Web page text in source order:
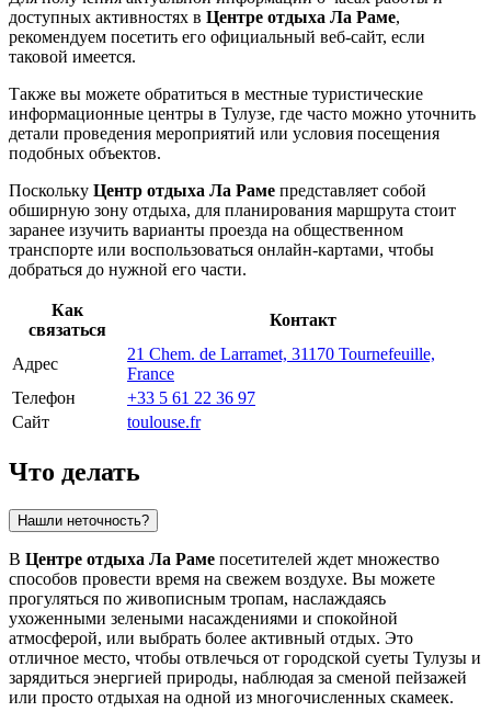
доступных активностях в Центре отдыха Ла Раме,
рекомендуем посетить его официальный веб-сайт, если
таковой имеется.
Также вы можете обратиться в местные туристические
информационные центры в Тулузе, где часто можно уточнить
детали проведения мероприятий или условия посещения
подобных объектов.
Поскольку Центр отдыха Ла Раме представляет собой
обширную зону отдыха, для планирования маршрута стоит
заранее изучить варианты проезда на общественном
транспорте или воспользоваться онлайн-картами, чтобы
добраться до нужной его части.
Как
связаться
Контакт
Адрес
21 Chem. de Larramet, 31170 Tournefeuille,
France
Телефон
+33 5 61 22 36 97
Сайт
toulouse.fr
Что делать
Нашли неточность?
В Центре отдыха Ла Раме посетителей ждет множество
способов провести время на свежем воздухе. Вы можете
прогуляться по живописным тропам, наслаждаясь
ухоженными зелеными насаждениями и спокойной
атмосферой, или выбрать более активный отдых. Это
отличное место, чтобы отвлечься от городской суеты Тулузы и
зарядиться энергией природы, наблюдая за сменой пейзажей
или просто отдыхая на одной из многочисленных скамеек.